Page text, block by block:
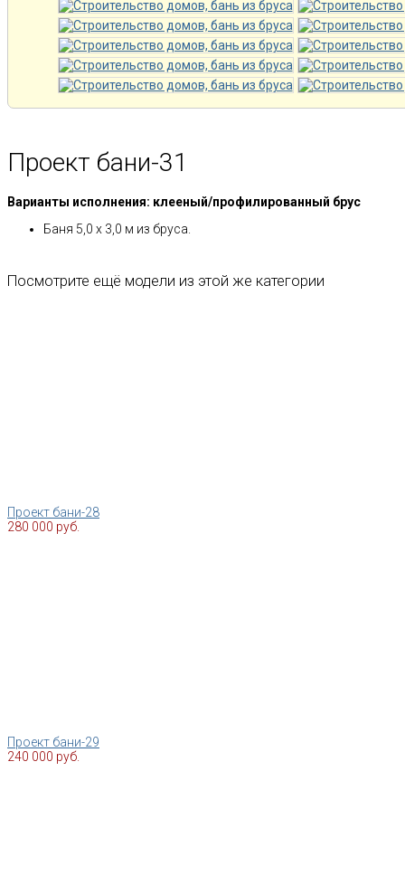
Проект бани-31
Варианты исполнения: клееный/профилированный брус
Баня 5,0 х 3,0 м из бруса.
Посмотрите ещё модели из этой же категории
Проект бани-28
280 000 руб.
Проект бани-29
240 000 руб.